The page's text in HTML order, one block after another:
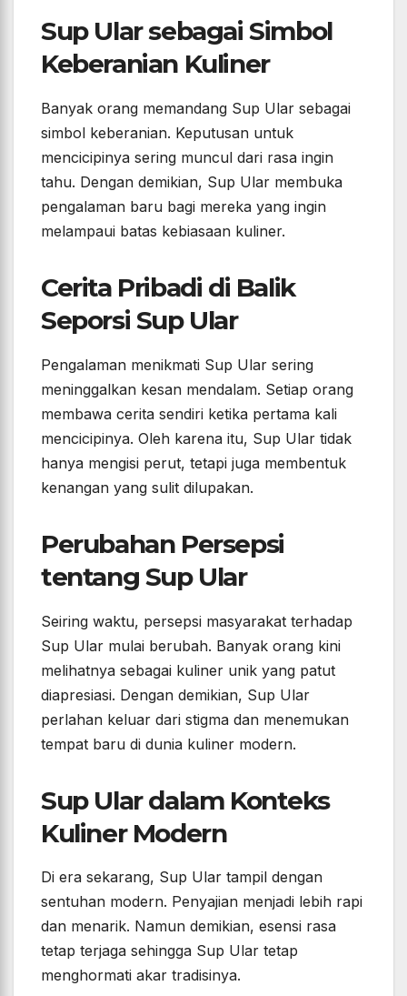
Sup Ular sebagai Simbol
Keberanian Kuliner
Banyak orang memandang Sup Ular sebagai
simbol keberanian. Keputusan untuk
mencicipinya sering muncul dari rasa ingin
tahu. Dengan demikian, Sup Ular membuka
pengalaman baru bagi mereka yang ingin
melampaui batas kebiasaan kuliner.
Cerita Pribadi di Balik
Seporsi Sup Ular
Pengalaman menikmati Sup Ular sering
meninggalkan kesan mendalam. Setiap orang
membawa cerita sendiri ketika pertama kali
mencicipinya. Oleh karena itu, Sup Ular tidak
hanya mengisi perut, tetapi juga membentuk
kenangan yang sulit dilupakan.
Perubahan Persepsi
tentang Sup Ular
Seiring waktu, persepsi masyarakat terhadap
Sup Ular mulai berubah. Banyak orang kini
melihatnya sebagai kuliner unik yang patut
diapresiasi. Dengan demikian, Sup Ular
perlahan keluar dari stigma dan menemukan
tempat baru di dunia kuliner modern.
Sup Ular dalam Konteks
Kuliner Modern
Di era sekarang, Sup Ular tampil dengan
sentuhan modern. Penyajian menjadi lebih rapi
dan menarik. Namun demikian, esensi rasa
tetap terjaga sehingga Sup Ular tetap
menghormati akar tradisinya.